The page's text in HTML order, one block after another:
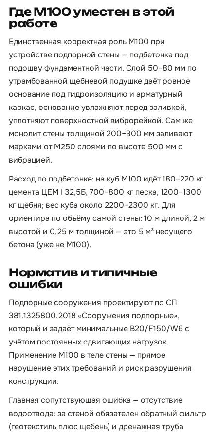
Где М100 уместен в этой
работе
Единственная корректная роль М100 при
устройстве подпорной стены — подбетонка под
подошву фундаментной части. Слой 50–80 мм по
утрамбованной щебневой подушке даёт ровное
основание под гидроизоляцию и арматурный
каркас, основание увлажняют перед заливкой,
уплотняют поверхностной виброрейкой. Сам же
монолит стены толщиной 200–300 мм заливают
марками от М250 слоями по высоте 500 мм с
вибрацией.
Расход по подбетонке: на куб М100 идёт 180–220 кг
цемента ЦЕМ I 32,5Б, 700–800 кг песка, 1200–1300
кг щебня; вес куба около 2200–2300 кг. Для
ориентира по объёму самой стены: 10 м длиной, 2 м
высотой и 0,25 м толщиной — это 5 м³ несущего
бетона (уже не М100).
Норматив и типичные
ошибки
Подпорные сооружения проектируют по СП
381.1325800.2018 «Сооружения подпорные»,
который и задаёт минимальные B20/F150/W6 с
учётом постоянных сдвигающих нагрузок.
Применение М100 в теле стены — прямое
нарушение этих требований и риск разрушения
конструкции.
Главная сопутствующая ошибка — отсутствие
водоотвода: за стеной обязателен обратный фильтр
(геотекстиль плюс щебень) и дренажная труба